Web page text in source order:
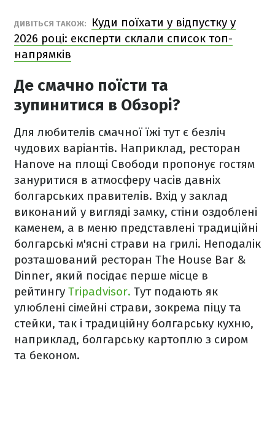
ДИВІТЬСЯ ТАКОЖ:
Куди поїхати у відпустку у
2026 році: експерти склали список топ-
напрямків
Де смачно поїсти та
зупинитися в Обзорі?
Для любителів смачної їжі тут є безліч
чудових варіантів. Наприклад, ресторан
Hanove на площі Свободи пропонує гостям
зануритися в атмосферу часів давніх
болгарських правителів. Вхід у заклад
виконаний у вигляді замку, стіни оздоблені
каменем, а в меню представлені традиційні
болгарські м'ясні страви на грилі. Неподалік
розташований ресторан The House Bar &
Dinner, який посідає перше місце в
рейтингу Tripadvisor. Тут подають як
улюблені сімейні страви, зокрема піцу та
стейки, так і традиційну болгарську кухню,
наприклад, болгарську картоплю з сиром
та беконом.